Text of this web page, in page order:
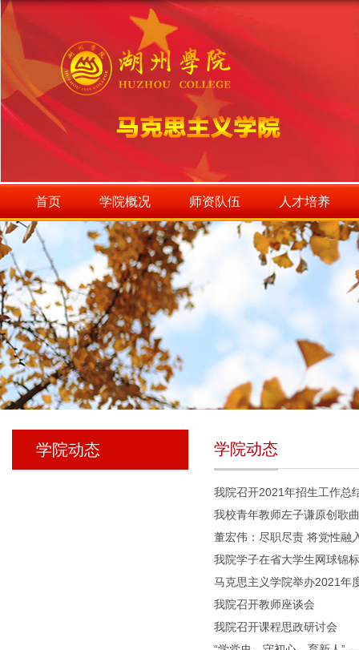
首页 学院概况 师资队伍 人才培养
学院动态 学院动态
我院召开2021年招生工作总
我校青年教师左子谦原创歌
董宏伟：尽职尽责 将党性融
我院学子在省大学生网球锦
马克思主义学院举办2021年
我院召开教师座谈会
我院召开课程思政研讨会